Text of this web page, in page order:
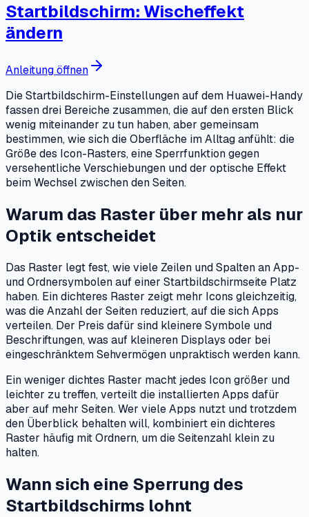
Startbildschirm: Wischeffekt
ändern
Anleitung öffnen
Die Startbildschirm-Einstellungen auf dem Huawei-Handy
fassen drei Bereiche zusammen, die auf den ersten Blick
wenig miteinander zu tun haben, aber gemeinsam
bestimmen, wie sich die Oberfläche im Alltag anfühlt: die
Größe des Icon-Rasters, eine Sperrfunktion gegen
versehentliche Verschiebungen und der optische Effekt
beim Wechsel zwischen den Seiten.
Warum das Raster über mehr als nur
Optik entscheidet
Das Raster legt fest, wie viele Zeilen und Spalten an App-
und Ordnersymbolen auf einer Startbildschirmseite Platz
haben. Ein dichteres Raster zeigt mehr Icons gleichzeitig,
was die Anzahl der Seiten reduziert, auf die sich Apps
verteilen. Der Preis dafür sind kleinere Symbole und
Beschriftungen, was auf kleineren Displays oder bei
eingeschränktem Sehvermögen unpraktisch werden kann.
Ein weniger dichtes Raster macht jedes Icon größer und
leichter zu treffen, verteilt die installierten Apps dafür
aber auf mehr Seiten. Wer viele Apps nutzt und trotzdem
den Überblick behalten will, kombiniert ein dichteres
Raster häufig mit Ordnern, um die Seitenzahl klein zu
halten.
Wann sich eine Sperrung des
Startbildschirms lohnt